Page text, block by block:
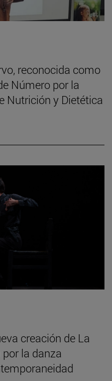
reconocida como
Número por la
Nutrición y Dietética
creación de La
la danza